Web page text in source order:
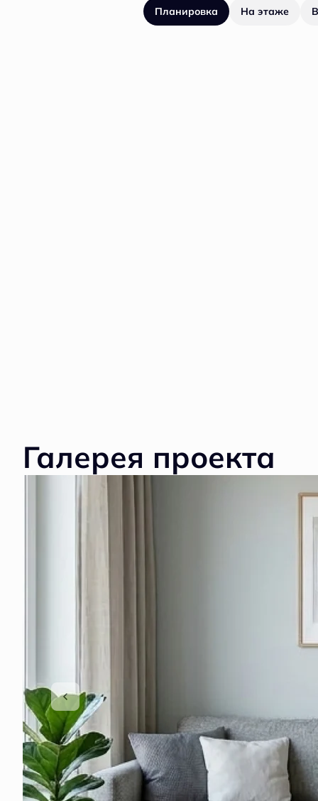
Планировка На этаже
Галерея проекта